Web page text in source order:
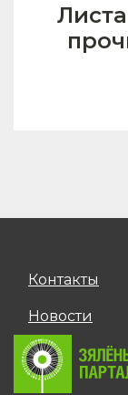
Контакты
Новости